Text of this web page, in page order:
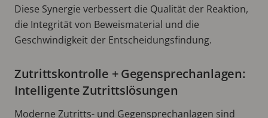
Diese Synergie verbessert die Qualität der Reaktion,
die Integrität von Beweismaterial und die
Geschwindigkeit der Entscheidungsfindung.
Zutrittskontrolle + Gegensprechanlagen:
Intelligente Zutrittslösungen
Moderne Zutritts- und Gegensprechanlagen sind